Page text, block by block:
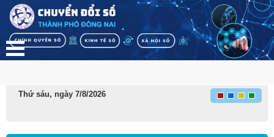
Thứ sáu, ngày 7/8/2026